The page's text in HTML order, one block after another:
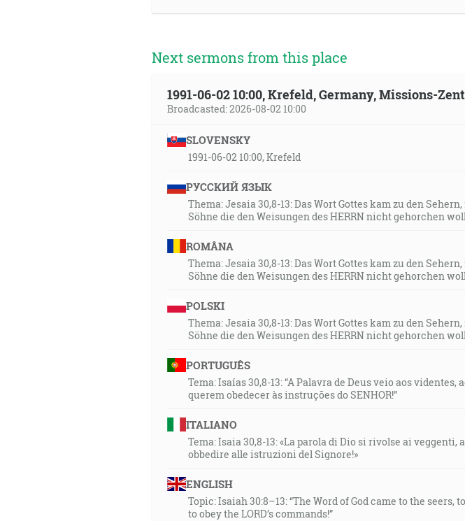
Next sermons from this place
1991-06-02 10:00, Krefeld, Germany, Missions-
Broadcasted: 2026-08-02 10:00
SLOVENSKY
1991-06-02 10:00, Krefeld
РУССКИЙ ЯЗЫК
Thema: Jesaia 30,8-13: Das Wort Gottes kam zu den
Söhne die den Weisungen des HERRN nicht gehorchen
ROMÂNA
Thema: Jesaia 30,8-13: Das Wort Gottes kam zu den
Söhne die den Weisungen des HERRN nicht gehorchen
POLSKI
Thema: Jesaia 30,8-13: Das Wort Gottes kam zu den
Söhne die den Weisungen des HERRN nicht gehorchen
PORTUGUÊS
Tema: Isaías 30,8-13: “A Palavra de Deus veio aos
querem obedecer às instruções do SENHOR!”
ITALIANO
Tema: Isaia 30,8-13: «La parola di Dio si rivolse ai
obbedire alle istruzioni del Signore!»
ENGLISH
Topic: Isaiah 30:8–13: “The Word of God came to the
to obey the LORD’s commands!”